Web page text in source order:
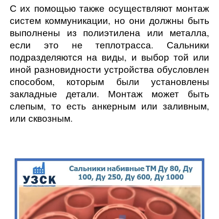
С их помощью также осуществляют монтаж
систем коммуникации, но они должны быть
выполнены из полиэтилена или металла,
если это не теплотрасса. Сальники
подразделяются на виды, и выбор той или
иной разновидности устройства обусловлен
способом, которым были установлены
закладные детали. Монтаж может быть
слепым, то есть анкерным или заливным,
или сквозным.